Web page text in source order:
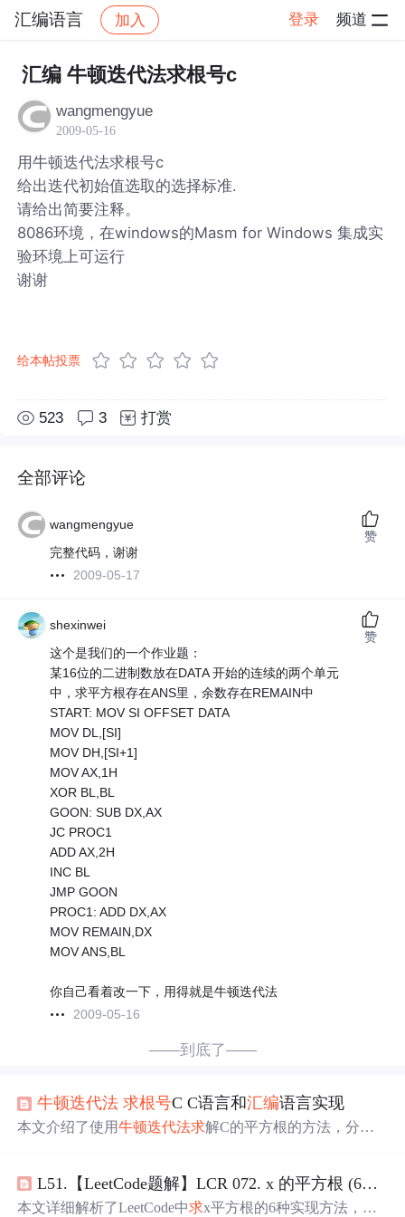
汇编语言 加入 登录 频道
社区 汇编语言 帖子详情
汇编 牛顿迭代法求根号c
wangmengyue
2009-05-16
用牛顿迭代法求根号c
给出迭代初始值选取的选择标准.
请给出简要注释。
8086环境，在windows的Masm for Windows 集成实
验环境上可运行
谢谢
给本帖投票
523 3 打赏
全部评论
wangmengyue
完整代码，谢谢
2009-05-17
赞
shexinwei
这个是我们的一个作业题：
某16位的二进制数放在DATA 开始的连续的两个单元
中，求平方根存在ANS里，余数存在REMAIN中
START: MOV SI OFFSET DATA
MOV DL,[SI]
MOV DH,[SI+1]
MOV AX,1H
XOR BL,BL
GOON: SUB DX,AX
JC PROC1
ADD AX,2H
INC BL
JMP GOON
PROC1: ADD DX,AX
MOV REMAIN,DX
MOV ANS,BL
你自己看着改一下，用得就是牛顿迭代法
2009-05-16
赞
——到底了——
牛顿迭代法 求根号C C语言和汇编语言实现
本文介绍了使用牛顿迭代法求解C的平方根的方法，分别
果。
L51.【LeetCode题解】LCR 072. x 的平方根 (6种方法)
本文详细解析了LeetCode中求x平方根的6种实现方法，包